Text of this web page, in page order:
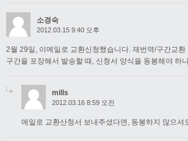
소경숙
2012.03.15 9:40 오후
2월 29일, 이메일로 교환신청했습니다. 재번역/구간교환
구간을 포장해서 발송할 때, 신청서 양식을 동봉해야 하
mills
2012.03.16 8:59 오전
메일로 교환산청서 보내주셨다면, 동봉하지 않으셔